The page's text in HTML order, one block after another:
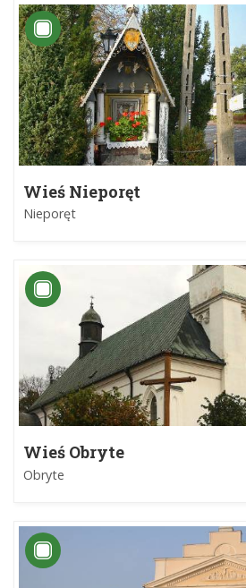
Wieś Nieporęt
Nieporęt
Wieś Obryte
Obryte